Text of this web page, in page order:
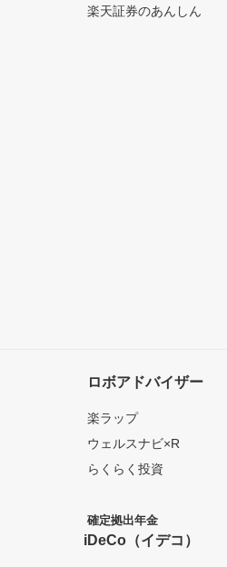
楽天証券のあんしん
ロボアドバイザー
楽ラップ
ウェルスナビ×R
らくらく投資
確定拠出年金
iDeCo（イデコ）